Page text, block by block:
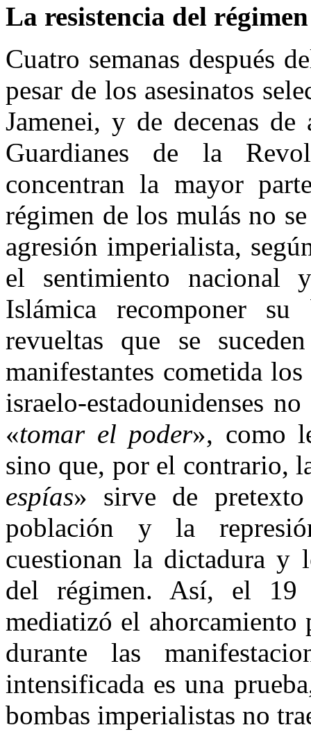
La resistencia del
Cuatro semanas después
pesar de los asesinatos
Jamenei, y de decenas
Guardianes de la
concentran la mayor
régimen de los mulás no
agresión imperialista,
el sentimiento nacional
Islámica recomponer
revueltas que se
manifestantes cometida
israelo-estadounidenses
«tomar el poder», como
sino que, por el contrario,
espías» sirve de
población y la
cuestionan la dictadura y
del régimen. Así, el
mediatizó el ahorcamiento
durante las
intensificada es una
bombas imperialistas no